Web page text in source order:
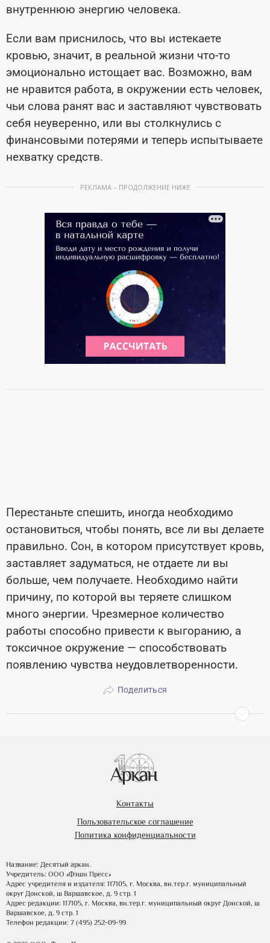
внутреннюю энергию человека.
Если вам приснилось, что вы истекаете
кровью, значит, в реальной жизни что-то
эмоционально истощает вас. Возможно, вам
не нравится работа, в окружении есть человек,
чьи слова ранят вас и заставляют чувствовать
себя неуверенно, или вы столкнулись с
финансовыми потерями и теперь испытываете
нехватку средств.
РЕКЛАМА – ПРОДОЛЖЕНИЕ НИЖЕ
Перестаньте спешить, иногда необходимо
остановиться, чтобы понять, все ли вы делаете
правильно. Сон, в котором присутствует кровь,
заставляет задуматься, не отдаете ли вы
больше, чем получаете. Необходимо найти
причину, по которой вы теряете слишком
много энергии. Чрезмерное количество
работы способно привести к выгоранию, а
токсичное окружение — способствовать
появлению чувства неудовлетворенности.
Поделиться
Контакты
Пользовательское соглашение
Политика конфиденциальности
Название: Десятый аркан.
Учредитель: ООО «Фэшн Пресс»
Адрес учредителя и издателя: 117105, г. Москва, вн.тер.г. муниципальный
округ Донской, ш Варшавское, д. 9 стр. 1
Адрес редакции: 117105, г. Москва, вн.тер.г. муниципальный округ Донской, ш
Варшавское, д. 9 стр. 1
Телефон редакции: 7 (495) 252-09-99